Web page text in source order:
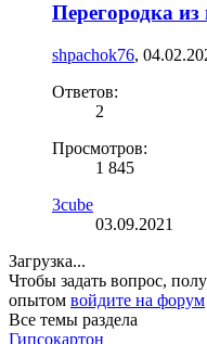
Перегородка из
shpachok76,
Ответов:
2
Просмотров:
1 845
3cube
03.09.2021
Загрузка...
Чтобы задать вопрос,
опытом войдите на форум
Все темы раздела
Гипсокартон